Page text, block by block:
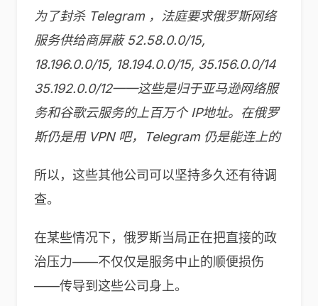
为了封杀 Telegram ，法庭要求俄罗斯网络
服务供给商屏蔽 52.58.0.0/15,
18.196.0.0/15, 18.194.0.0/15, 35.156.0.0/14
35.192.0.0/12——这些是归于亚马逊网络服
务和谷歌云服务的上百万个 IP地址。在俄罗
斯仍是用 VPN 吧，Telegram 仍是能连上的
所以，这些其他公司可以坚持多久还有待调
查。
在某些情况下，俄罗斯当局正在把直接的政
治压力——不仅仅是服务中止的顺便损伤
——传导到这些公司身上。